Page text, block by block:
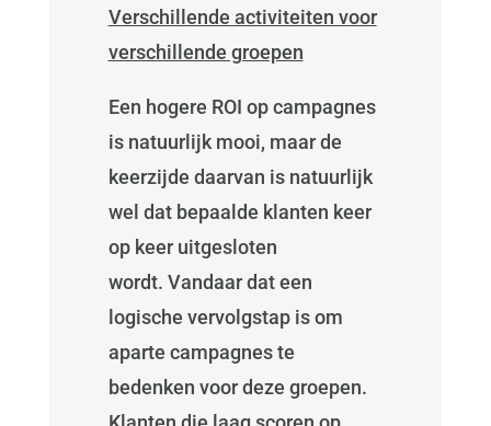
Verschillende activiteiten voor
verschillende groepen
Een hogere ROI op campagnes
is natuurlijk mooi, maar de
keerzijde daarvan is natuurlijk
wel dat bepaalde klanten keer
op keer uitgesloten
wordt. Vandaar dat een
logische vervolgstap is om
aparte campagnes te
bedenken voor deze groepen.